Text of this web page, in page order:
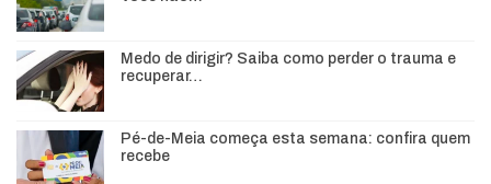
Medo de dirigir? Saiba como perder o trauma e
recuperar…
Pé-de-Meia começa esta semana: confira quem
recebe